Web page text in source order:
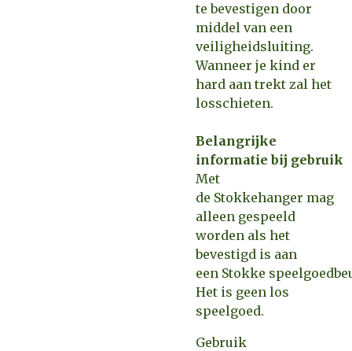
te bevestigen door
middel van een
veiligheidsluiting.
Wanneer je kind er
hard aan trekt zal het
losschieten.
Belangrijke
informatie bij gebruik
Met
de Stokkehanger mag
alleen gespeeld
worden als het
bevestigd is aan
een Stokke
Het is geen los
speelgoed.
Gebruik